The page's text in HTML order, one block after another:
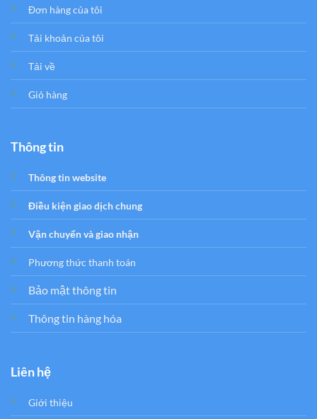
Đơn hàng của tôi
Tải khoản của tôi
Tải về
Giỏ hàng
Thông tin
Thông tin website
Điều kiện giao dịch chung
Vận chuyển và giao nhận
Phương thức thanh toán
Bảo mật thông tin
Thông tin hàng hóa
Liên hệ
Giới thiệu